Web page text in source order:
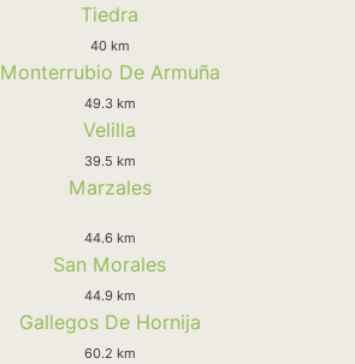
Tiedra
40 km
Monterrubio De Armuña
49.3 km
Velilla
39.5 km
Marzales
44.6 km
San Morales
44.9 km
Gallegos De Hornija
60.2 km